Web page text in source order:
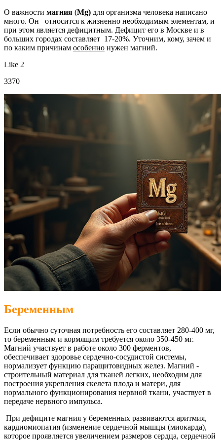
О важности магния (Mg) для организма человека написано
много. Он относится к жизненно необходимым элементам, и
при этом является дефицитным. Дефицит его в Москве и в
больших городах составляет 17-20%. Уточним, кому, зачем и
по каким причинам особенно нужен магний.
Like 2
3370
Беременным
Если обычно суточная потребность его составляет 280-400 мг,
то беременным и кормящим требуется около 350-450 мг.
Магний участвует в работе около 300 ферментов,
обеспечивает здоровье сердечно-сосудистой системы,
нормализует функцию паращитовидных желез. Магний -
строительный материал для тканей легких, необходим для
построения укрепления скелета плода и матери, для
нормального функционирования нервной ткани, участвует в
передаче нервного импульса.
При дефиците магния у беременных развиваются аритмия,
кардиомиопатия (изменение сердечной мышцы (миокарда),
которое проявляется увеличением размеров сердца, сердечной